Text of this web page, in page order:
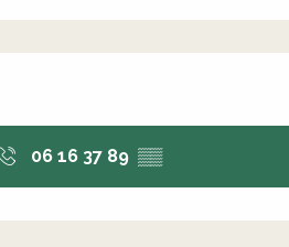
06 16 37 89 ▒▒